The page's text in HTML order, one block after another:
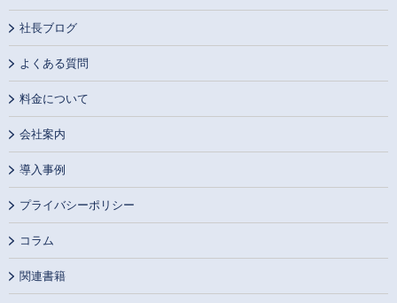
社長ブログ
よくある質問
料金について
会社案内
導入事例
プライバシーポリシー
コラム
関連書籍